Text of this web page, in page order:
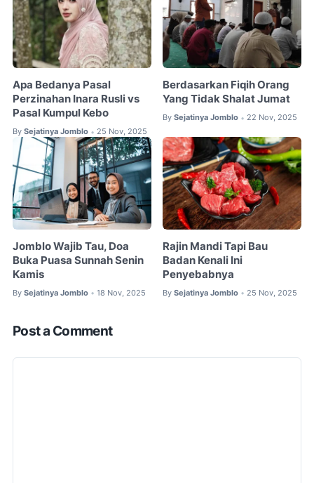
Apa Bedanya Pasal
Perzinahan Inara Rusli vs
Pasal Kumpul Kebo
By Sejatinya Jomblo • 25 Nov, 2025
Berdasarkan Fiqih Orang
Yang Tidak Shalat Jumat
By Sejatinya Jomblo • 22 Nov, 2025
Jomblo Wajib Tau, Doa
Buka Puasa Sunnah Senin
Kamis
By Sejatinya Jomblo • 18 Nov, 2025
Rajin Mandi Tapi Bau
Badan Kenali Ini
Penyebabnya
By Sejatinya Jomblo • 25 Nov, 2025
Post a Comment